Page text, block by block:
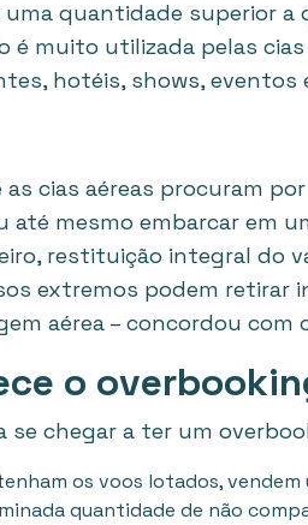
uma quantidade superior
é muito utilizada pelas
hotéis, shows, eventos
as cias aéreas procuram
até mesmo embarcar em
restituição integral do
extremos podem retirar
aérea – concordou com
o
se chegar a ter um
os voos lotados,
quantidade de não